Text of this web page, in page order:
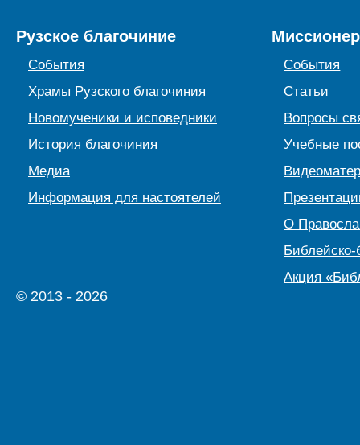
Рузское благочиние
События
Храмы Рузского благочиния
Новомученики и исповедники
История благочиния
Медиа
Информация для настоятелей
События
Статьи
Вопросы
Учебные
О
Библейско-
Акция
© 2013 - 2026